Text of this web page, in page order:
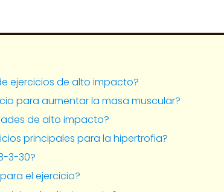
ejercicios de alto impacto?
para aumentar la masa muscular?
de alto impacto?
principales para la hipertrofia?
3-30?
el ejercicio?